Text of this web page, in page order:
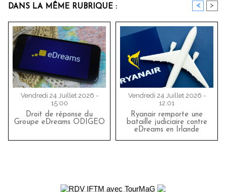
DANS LA MÊME RUBRIQUE : < >
Vendredi 24 Juillet 2026 -
15:00
Droit de réponse du
Groupe eDreams ODIGEO
Vendredi 24 Juillet 2026 -
12:01
Ryanair remporte une
bataille judiciaire contre
eDreams en Irlande